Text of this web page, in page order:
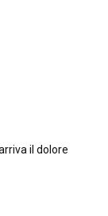
il dolore